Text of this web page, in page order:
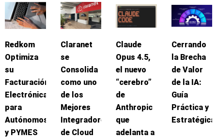
Redkom
Optimiza
su
Facturación
Electrónica
para
Autónomos
y PYMES
Claranet
se
Consolida
como uno
de los
Mejores
Integradores
de Cloud
Claude
Opus 4.5,
el nuevo
“cerebro”
de
Anthropic
que
adelanta a
Cerrando
la Brecha
de Valor
de la IA:
Guía
Práctica y
Estratégica